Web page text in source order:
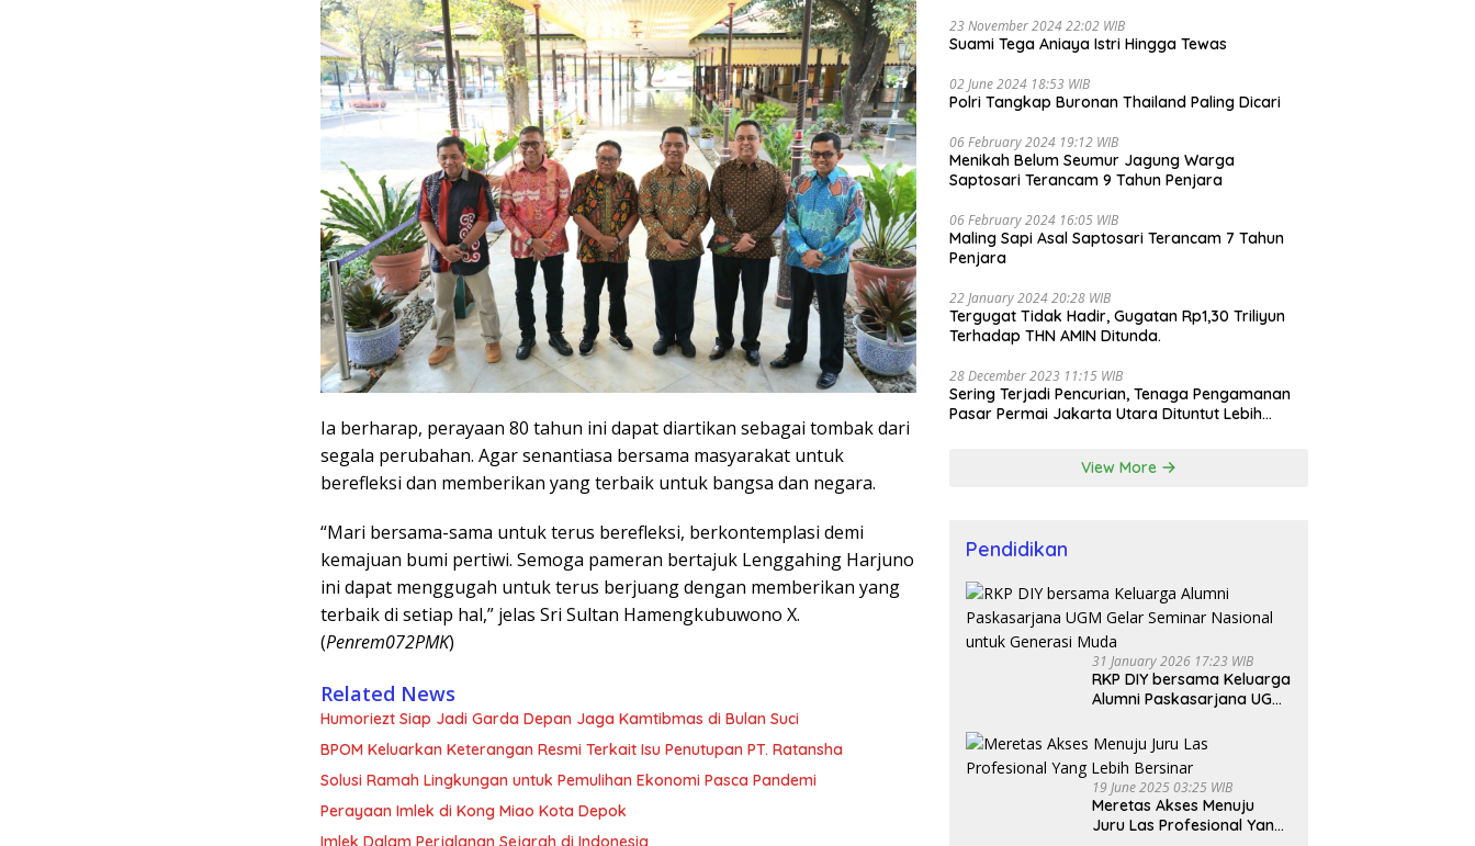
Ia berharap, perayaan 80 tahun ini dapat diartikan sebagai tombak dari
segala perubahan. Agar senantiasa bersama masyarakat untuk
berefleksi dan memberikan yang terbaik untuk bangsa dan negara.
“Mari bersama-sama untuk terus berefleksi, berkontemplasi demi
kemajuan bumi pertiwi. Semoga pameran bertajuk Lenggahing Harjuno
ini dapat menggugah untuk terus berjuang dengan memberikan yang
terbaik di setiap hal,” jelas Sri Sultan Hamengkubuwono X.
(Penrem072PMK)
Related News
Humoriezt Siap Jadi Garda Depan Jaga Kamtibmas di Bulan Suci
BPOM Keluarkan Keterangan Resmi Terkait Isu Penutupan PT. Ratansha
Solusi Ramah Lingkungan untuk Pemulihan Ekonomi Pasca Pandemi
Perayaan Imlek di Kong Miao Kota Depok
Imlek Dalam Perjalanan Sejarah di Indonesia
23 November 2024 22:02 WIB
Suami Tega Aniaya Istri Hingga Tewas
02 June 2024 18:53 WIB
Polri Tangkap Buronan Thailand Paling Dicari
06 February 2024 19:12 WIB
Menikah Belum Seumur Jagung Warga
Saptosari Terancam 9 Tahun Penjara
06 February 2024 16:05 WIB
Maling Sapi Asal Saptosari Terancam 7 Tahun
Penjara
22 January 2024 20:28 WIB
Tergugat Tidak Hadir, Gugatan Rp1,30 Triliyun
Terhadap THN AMIN Ditunda.
28 December 2023 11:15 WIB
Sering Terjadi Pencurian, Tenaga Pengamanan
Pasar Permai Jakarta Utara Dituntut Lebih
View More
Pendidikan
31 January 2026 17:23 WIB
RKP DIY bersama Keluarga
Alumni Paskasarjana UGM
untuk Generasi Muda
19 June 2025 03:25 WIB
Meretas Akses Menuju
Juru Las Profesional Yang